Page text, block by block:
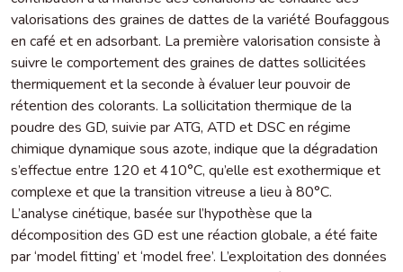
valorisations des graines de dattes de la variété Boufaggous
en café et en adsorbant. La première valorisation consiste à
suivre le comportement des graines de dattes sollicitées
thermiquement et la seconde à évaluer leur pouvoir de
rétention des colorants. La sollicitation thermique de la
poudre des GD, suivie par ATG, ATD et DSC en régime
chimique dynamique sous azote, indique que la dégradation
s’effectue entre 120 et 410°C, qu’elle est exothermique et
complexe et que la transition vitreuse a lieu à 80°C.
L’analyse cinétique, basée sur l’hypothèse que la
décomposition des GD est une réaction globale, a été faite
par ‘model fitting’ et ‘model free’. L’exploitation des données